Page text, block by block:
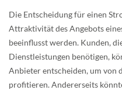
Die Entscheidung für einen
Attraktivität des Angebots
beeinflusst werden. Kunden,
Dienstleistungen benötigen,
Anbieter entscheiden, um von
profitieren. Andererseits